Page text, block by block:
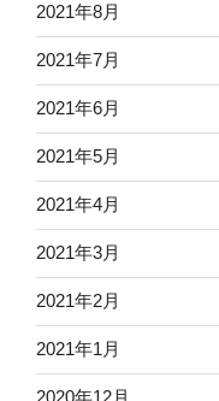
2021年8月
2021年7月
2021年6月
2021年5月
2021年4月
2021年3月
2021年2月
2021年1月